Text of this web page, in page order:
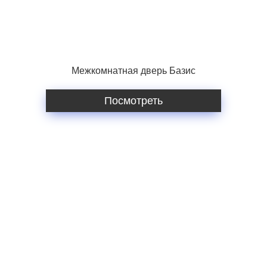
Межкомнатная дверь Базис
Посмотреть